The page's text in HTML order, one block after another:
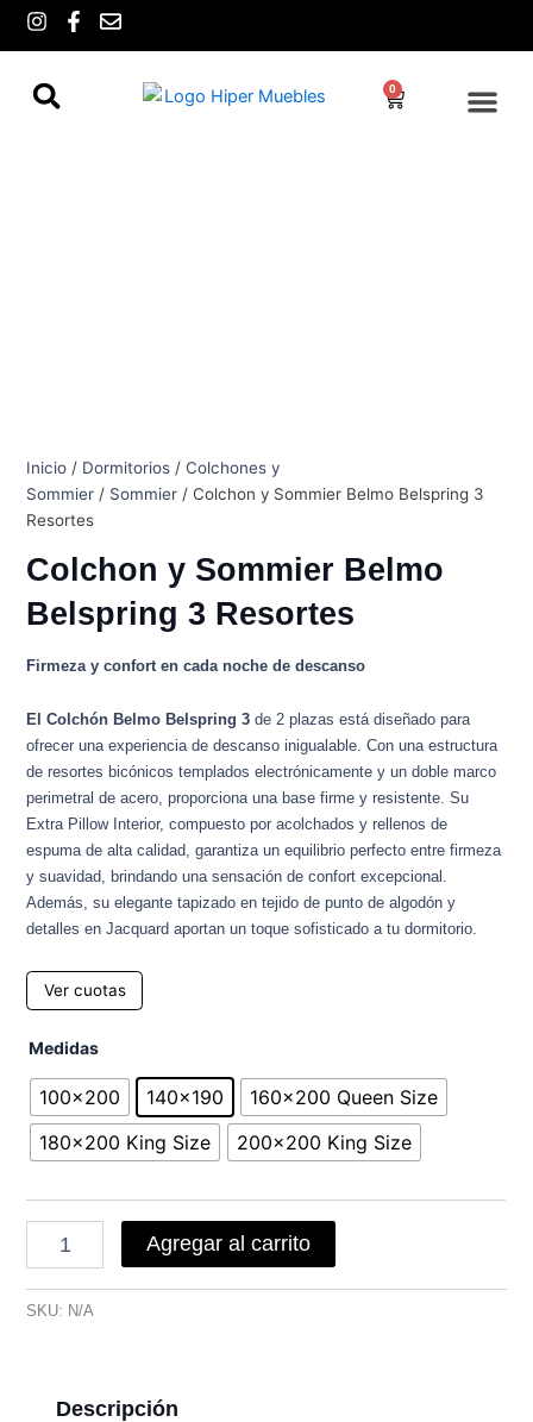
I
t
a
F
a
E
0
Cart
Inicio / Dormitorios /Colchones y
Sommier / Sommier / Colchon y Sommier Belmo Belspring 3
Resortes
Colchon y Sommier Belmo
Belspring 3 Resortes
Firmeza y confort en cada noche de descanso
El Colchón Belmo Belspring 3 de 2 plazas está diseñado para
ofrecer una experiencia de descanso inigualable. Con una estructura
de resortes bicónicos templados electrónicamente y un doble marco
perimetral de acero, proporciona una base firme y resistente. Su
Extra Pillow Interior, compuesto por acolchados y rellenos de
espuma de alta calidad, garantiza un equilibrio perfecto entre firmeza
y suavidad, brindando una sensación de confort excepcional.
Además, su elegante tapizado en tejido de punto de algodón y
detalles en Jacquard aportan un toque sofisticado a tu dormitorio.
Ver cuotas
Medidas
100x200 140x190
160x200 Queen Size
180x200 King Size
200x200 King Size
Colchon
Sommier
Belmo
Belspring
3
Agregar al carrito
SKU: N/A
Descripción